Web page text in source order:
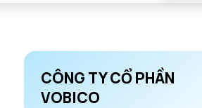
CÔNG TY CỔ PHẦN
VOBICO